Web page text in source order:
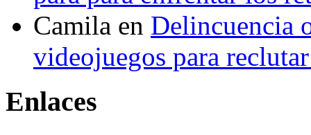
Camila en Delincuencia
videojuegos para
Enlaces